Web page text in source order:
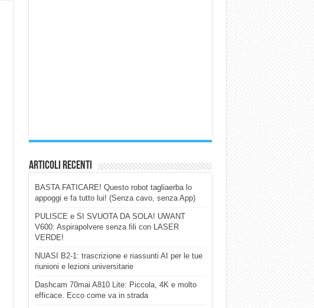
Articoli Recenti
BASTA FATICARE! Questo robot tagliaerba lo
appoggi e fa tutto lui! (Senza cavo, senza App)
PULISCE e SI SVUOTA DA SOLA! UWANT
V600: Aspirapolvere senza fili con LASER
VERDE!
NUASI B2-1: trascrizione e riassunti AI per le tue
riunioni e lezioni universitarie
Dashcam 70mai A810 Lite: Piccola, 4K e molto
efficace. Ecco come va in strada